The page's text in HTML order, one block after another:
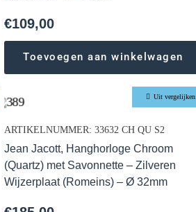
€109,00
Toevoegen aan winkelwagen
Uit vergelijken
ARTIKELNUMMER: 33632 CH QU S2
Jean Jacott, Hanghorloge Chroom
(Quartz) met Savonnette – Zilveren
Wijzerplaat (Romeins) – Ø 32mm